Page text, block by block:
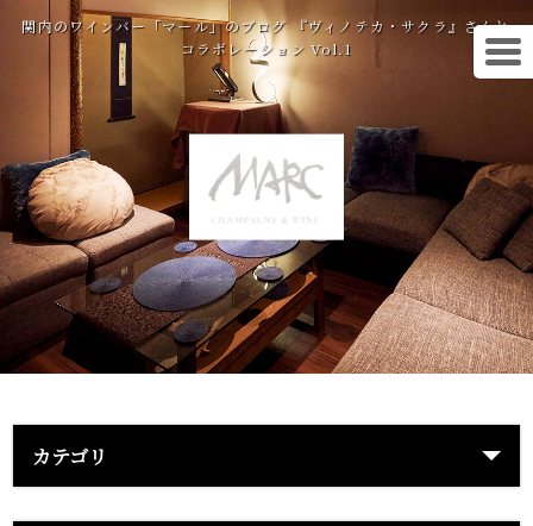
関内のワインバー「マール」のブログ 『ヴィノテカ・サクラ』さんと
コラボレーション Vol.1
カテゴリ